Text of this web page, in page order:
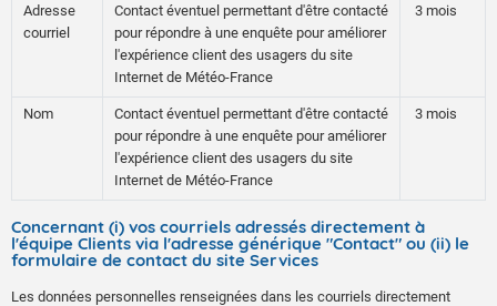
Adresse
courriel
Contact éventuel permettant d'être contacté
pour répondre à une enquête pour améliorer
l'expérience client des usagers du site
Internet de Météo-France
3 mois
Nom
Contact éventuel permettant d'être contacté
pour répondre à une enquête pour améliorer
l'expérience client des usagers du site
Internet de Météo-France
3 mois
Concernant (i) vos courriels adressés directement à
l'équipe Clients via l'adresse générique "Contact" ou (ii) le
formulaire de contact du site Services
Les données personnelles renseignées dans les courriels directement